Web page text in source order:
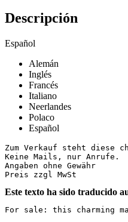
Descripción
Español
Alemán
Inglés
Francés
Italiano
Neerlandes
Polaco
Español
Zum Verkauf steht diese
Keine Mails, nur Anrufe.
Angaben ohne Gewähr
Preis zzgl MwSt
Este texto ha sido traducido
For sale: this charming